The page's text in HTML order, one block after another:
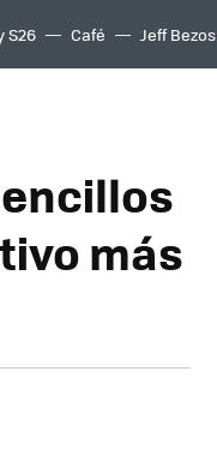
S26 Café Jeff Bezos
más